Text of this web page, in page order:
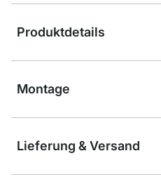
Produktdetails
Montage
Lieferung & Versand